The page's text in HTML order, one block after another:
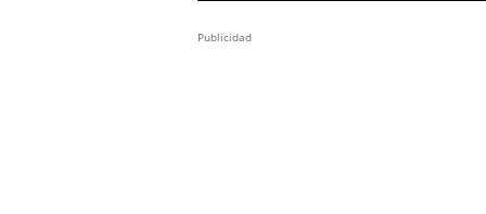
Publicidad